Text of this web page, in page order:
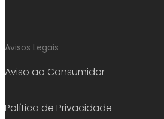
Avisos Legais
Aviso ao Consumidor
Política de Privacidade